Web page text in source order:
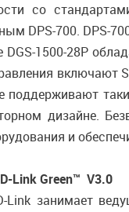
со
DPS-700. DPS-
DGS-1500-28P
включают
поддерживают
дизайне.
и
Link Green™ V3.0
Link занимает